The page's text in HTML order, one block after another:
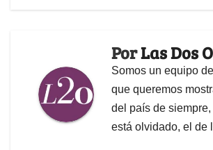
PorLas Dos
Somos un equipo
que queremos
del país de
está olvidado, el de